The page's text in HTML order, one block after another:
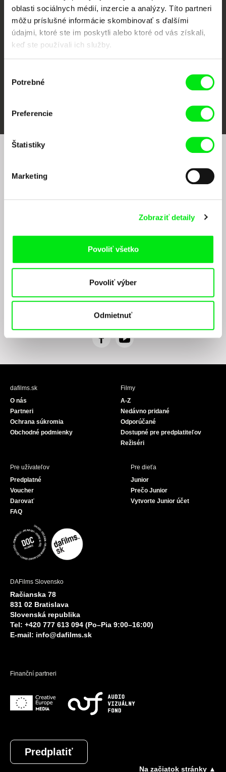
oblasti sociálnych médií, inzercie a analýzy. Títo partneri
môžu príslušné informácie skombinovať s ďalšími
údajmi, ktoré ste im poskytli alebo ktoré od vás získali,
keď ste používali ich služby.
súhlasu
Potrebné
Preferencie
Štatistiky
Marketing
Zobraziť detaily
Povoliť všetko
Povoliť výber
Odmietnuť
Doclisboa
Millennium Docs
Against Gravity
Odoslaním registrácie k Newsletteru súhlasím so zasielaním obchodných oznámení
elektronickými prostriedkami a súvisiacim spracovaním osobných údajov na účely
zasielania newsletteru Doc-Air Distribution s.r.o. a potvrdzujem, že som si
prečítal(a)Zásady spracovania osobných údajov, textu rozumiem a súhlasím s
ním, pričom beriem na vedomie práva tu uvedené, najmä právo na námietky proti
realizácií priameho marketingu.
F
c
Y
u
e
dafilms.sk
O nás
Partneri
Ochrana súkromia
Obchodné podmienky
Filmy
A-Z
Nedávno pridané
Odporúčané
Dostupné pre predplatiteľov
Režiséri
Pre užívateľov
Predplatné
Voucher
Darovať
FAQ
Pre dieťa
Junior
Prečo Junior
Vytvorte Junior účet
DAFilms Slovensko
Račianska 78
831 02 Bratislava
Slovenská republika
Tel: +420 777 613 094 (Po–Pia 9:00–16:00)
E-mail: info@dafilms.sk
Finanční partneri
Predplatiť
Na začiatok stránky ▲